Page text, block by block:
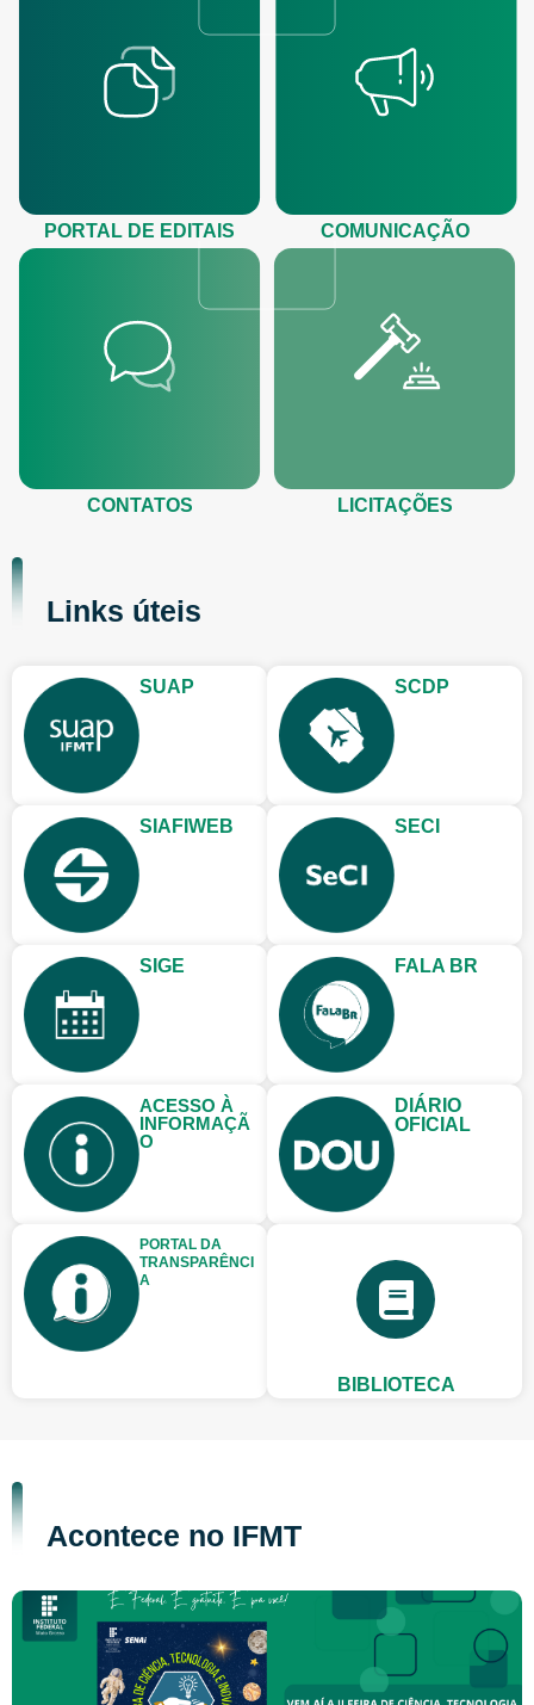
PORTAL DE EDITAIS COMUNICAÇÃO
CONTATOS LICITAÇÕES
Links úteis
SUAP SCDP
SIAFIWEB SECI
SIGE FALA BR
ACESSO À
INFORMAÇÃ
O
DIÁRIO
OFICIAL
PORTAL DA
TRANSPARÊNCI
A
BIBLIOTECA
Acontece no IFMT